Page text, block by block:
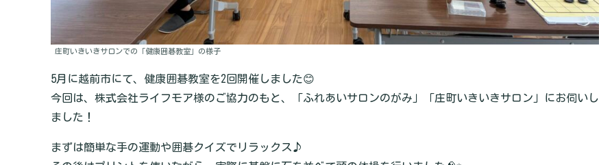
庄町いきいきサロンでの「健康囲碁教室」の様子
5月に越前市にて、健康囲碁教室を2回開催しました😊
今回は、株式会社ライフモア様のご協力のもと、「ふれあいサロンのがみ」「庄町いきいきサロン」にお伺いし
ました！
まずは簡単な手の運動や囲碁クイズでリラックス♪